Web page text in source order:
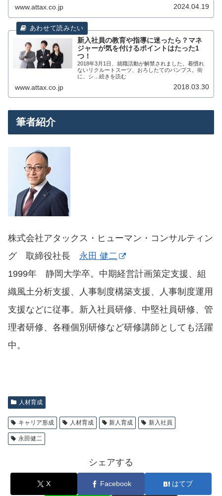
www.attax.co.jp 2024.04.19
新入社員の教育や指導に迷ったら？マネ
ジャーが気を付けるポイントはたった1
つ！
2018年3月1日、就職活動が解禁されました。着慣れ
ないリクルートスーツ、おろしたてのパンプス。街
に、シ…続きを読む
www.attax.co.jp 2018.03.30
筆者紹介
株式会社アタックス・ヒューマン・コンサルティン
グ 取締役社長 永田 健二
1999年 静岡大学卒。中期経営計画策定支援、組
織風土分析支援、人事制度構築支援、人事制度運用
支援などに従事。新入社員研修、中堅社員研修、管
理者研修、各種個別研修など研修講師としても活躍
中。
人材育成
キャリア形成 人材育成 新人育成 新入社員
永田健二
シェアする
X Facebook はてブ